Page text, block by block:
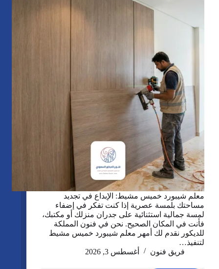
معلم شيبورد خميس مشيط: الإبداع في تجديد
مساحتك بلمسة عصرية إذا كنت تفكر في إضفاء
لمسة جمالية استثنائية على جدران منزلك أو مكتبك،
فأنت في المكان الصحيح. نحن في فنون المملكة
للديكور نقدم لك أمهر معلم شيبورد خميس مشيط
لتنفيذ…
فريق فنون
أغسطس 3, 2026